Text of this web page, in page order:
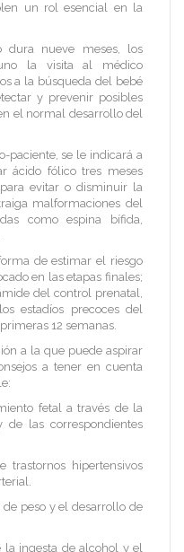
un rol esencial en la
dura nueve meses, los
la visita al médico
a la búsqueda del bebé
y prevenir posibles
el normal desarrollo del
paciente, se le indicará a
ácido fólico tres meses
evitar o disminuir la
malformaciones del
como espina bífida,
de estimar el riesgo
en las etapas finales;
del control prenatal,
estadíos precoces del
12 semanas.
a la que puede aspirar
a tener en cuenta
fetal a través de la
las correspondientes
hipertensivos
peso y el desarrollo de
ingesta de alcohol y el